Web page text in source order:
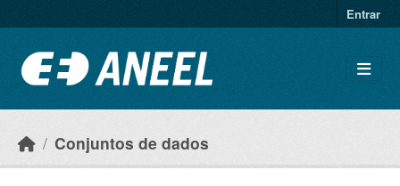
Entrar
Conjuntos de dados